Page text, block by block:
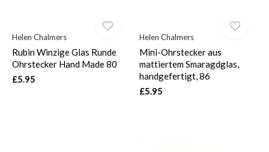
Helen Chalmers
Rubin Winzige Glas Runde
Ohrstecker Hand Made 80
£5.95
Helen Chalmers
Mini-Ohrstecker aus
mattiertem Smaragdglas,
handgefertigt, 86
£5.95